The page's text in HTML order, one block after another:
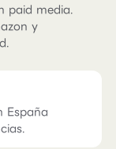
paid media.
y
España